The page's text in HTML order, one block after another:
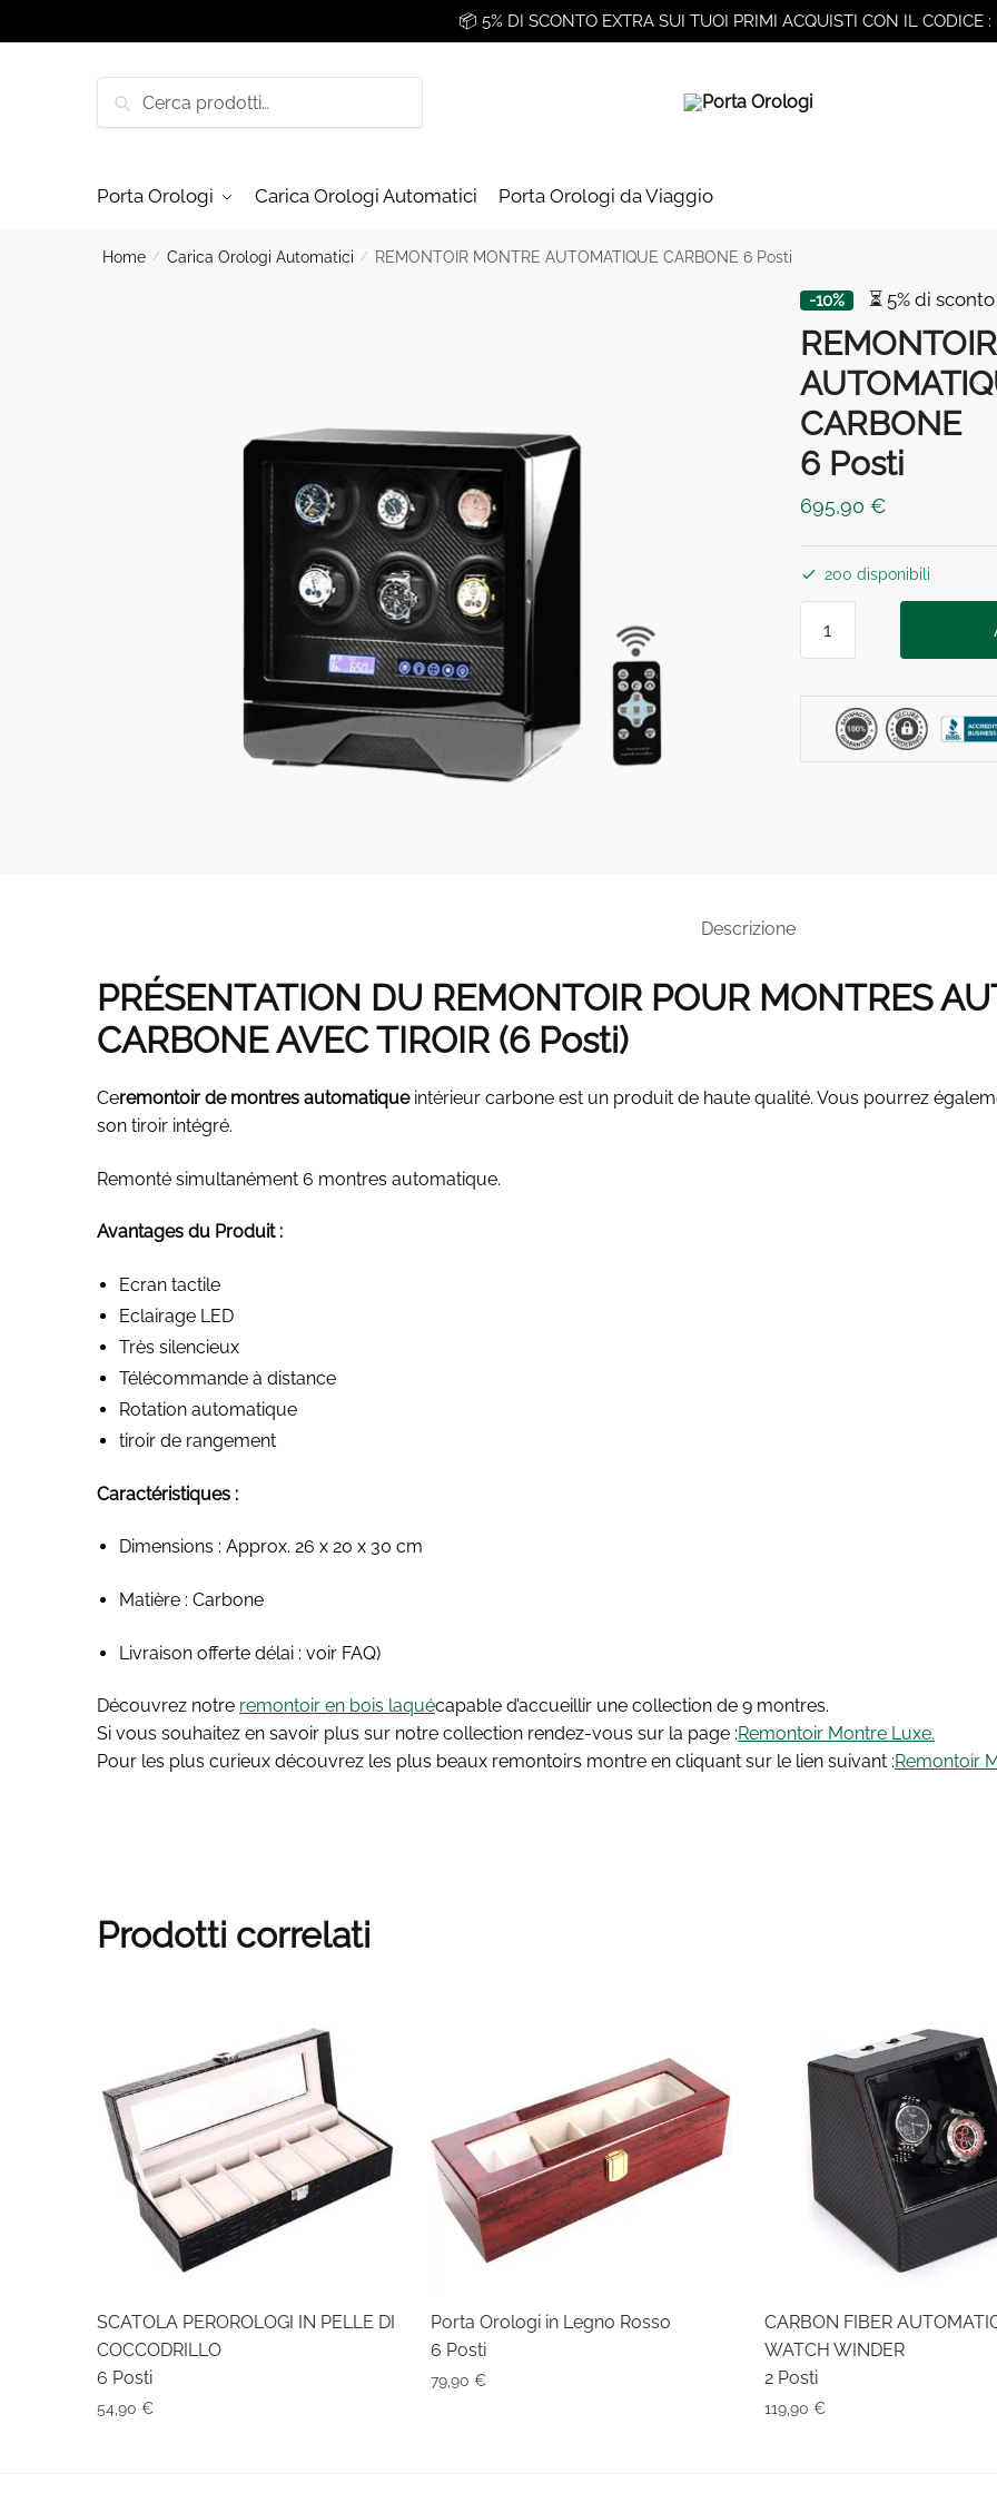
to
to
📦 5% DI SCONTO EXTRA SUI TUOI PRIMI ACQUISTI CON IL CODICE :
Cerca
Porta Orologi Carica Orologi Automatici Porta Orologi da Viaggio
Home / Carica Orologi Automatici / REMONTOIR MONTRE AUTOMATIQUE CARBONE 6 Posti
-10% ⏳ 5% di
CARBONE
6 Posti
695,90 €
200 disponibili
MONTRE
Descrizione
PRÉSENTATION DU REMONTOIR POUR MONTRES
CARBONE AVEC TIROIR (6 Posti)
Ceremontoir de montres automatiqueintérieur carbone est un produit de haute qualité. Vous pourrez
son tiroir intégré.
Remonté simultanément 6 montres automatique.
Avantages du Produit :
Ecran tactile
Eclairage LED
Très silencieux
Télécommande à distance
Rotation automatique
tiroir de rangement
Caractéristiques :
Dimensions : Approx. 26 x 20 x 30 cm
Matière : Carbone
Livraison offerte délai : voir FAQ)
Découvrez notre remontoir en bois laquécapable d’accueillir une collection de 9 montres.
Si vous souhaitez en savoir plus sur notre collection rendez-vous sur la page :Remontoir Montre Luxe.
Pour les plus curieux découvrez les plus beaux remontoirs montre en cliquant sur le lien suivant :Remontoir
Prodotti correlati
SCATOLA PEROROLOGI IN PELLE DI
COCCODRILLO
6 Posti
54,90€
Porta Orologi in Legno Rosso
6 Posti
79,90 €
CARBON FIBER
WATCH WINDER
2 Posti
119,90 €